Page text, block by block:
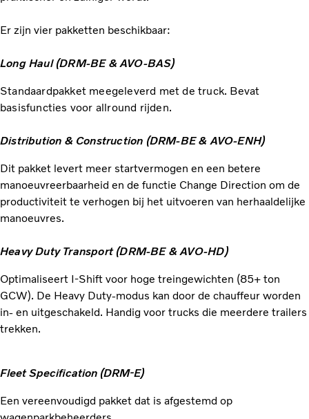
Er zijn vier pakketten beschikbaar:
Long Haul (DRM-BE & AVO-BAS)
Standaardpakket meegeleverd met de truck. Bevat
basisfuncties voor allround rijden.
Distribution & Construction (DRM-BE & AVO-ENH)
Dit pakket levert meer startvermogen en een betere
manoeuvreerbaarheid en de functie Change Direction om de
productiviteit te verhogen bij het uitvoeren van herhaaldelijke
manoeuvres.
Heavy Duty Transport (DRM-BE & AVO-HD)
Optimaliseert I-Shift voor hoge treingewichten (85+ ton
GCW). De Heavy Duty-modus kan door de chauffeur worden
in- en uitgeschakeld. Handig voor trucks die meerdere trailers
trekken.
Fleet Specification (DRM-E)
Een vereenvoudigd pakket dat is afgestemd op